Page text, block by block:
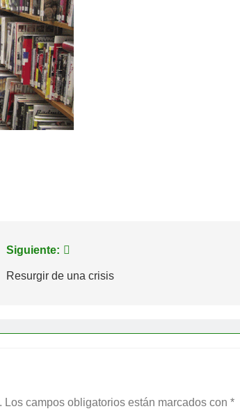
Siguiente:
Resurgir de una crisis
Los campos obligatorios están marcados con *